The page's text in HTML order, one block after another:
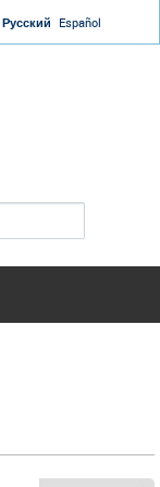
Русский Español